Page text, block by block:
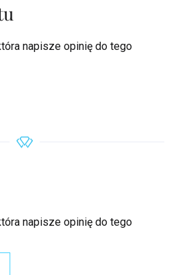
napisze opinię do tego
napisze opinię do tego